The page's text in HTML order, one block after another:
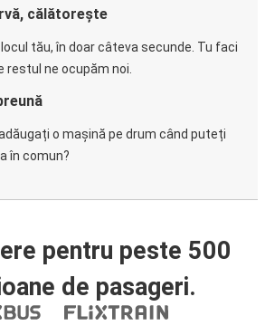
călătorește
locul tău, în doar câteva secunde. Tu faci
restul ne ocupăm noi.
o mașină pe drum când puteți
în comun?
pentru peste 500
de pasageri.